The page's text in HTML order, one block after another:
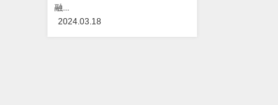
融...
2024.03.18